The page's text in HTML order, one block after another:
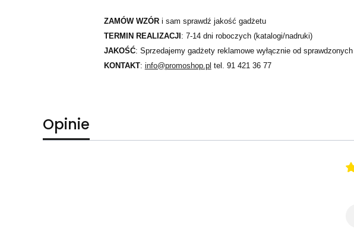
ZAMÓW WZÓRi sam sprawdź jakość gadżetu
TERMIN REALIZACJI : 7-14 dni roboczych (katalogi/nadruki)
JAKOŚĆ: Sprzedajemy gadżety reklamowe wyłącznie od
KONTAKT: info@promoshop.pl tel. 91 421 36 77
Opinie